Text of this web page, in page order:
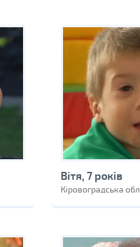
Вітя, 7 років
Кіровоградська обл